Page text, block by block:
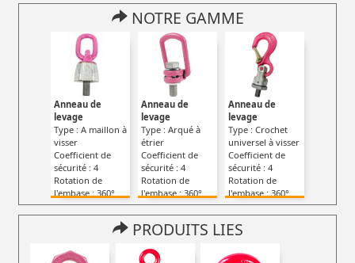
NOTRE GAMME
Anneau de
levage
Type : A maillon à
visser
Coefficient de
sécurité : 4
Rotation de
l'embase : 360°
Anneau de
levage
Type : Arqué à
étrier
Coefficient de
sécurité : 4
Rotation de
l'embase : 360°
Anneau de
levage
Type : Crochet
universel à visser
Coefficient de
sécurité : 4
Rotation de
l'embase : 360°
PRODUITS LIES